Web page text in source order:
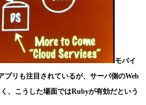
モバイ
プリも注目されているが、サーバ側のWeb
、こうした場面ではRubyが有効だという